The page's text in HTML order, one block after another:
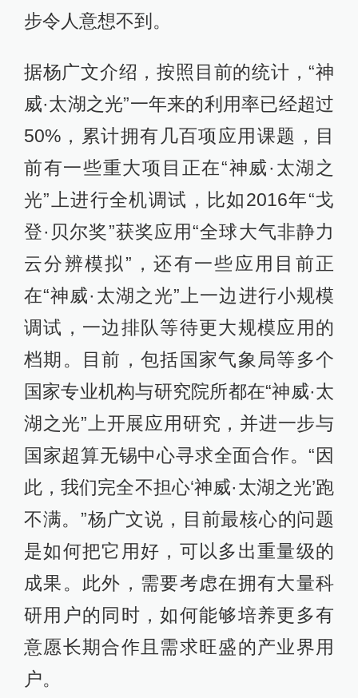
步令人意想不到。
据杨广文介绍，按照目前的统计，“神
威·太湖之光”一年来的利用率已经超过
50%，累计拥有几百项应用课题，目
前有一些重大项目正在“神威·太湖之
光”上进行全机调试，比如2016年“戈
登·贝尔奖”获奖应用“全球大气非静力
云分辨模拟”，还有一些应用目前正
在“神威·太湖之光”上一边进行小规模
调试，一边排队等待更大规模应用的
档期。目前，包括国家气象局等多个
国家专业机构与研究院所都在“神威·太
湖之光”上开展应用研究，并进一步与
国家超算无锡中心寻求全面合作。“因
此，我们完全不担心‘神威·太湖之光’跑
不满。”杨广文说，目前最核心的问题
是如何把它用好，可以多出重量级的
成果。此外，需要考虑在拥有大量科
研用户的同时，如何能够培养更多有
意愿长期合作且需求旺盛的产业界用
户。